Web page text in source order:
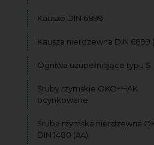
Kausze DIN 6899
Kausza nierdzewna DIN 6899
Ogniwa uzupełniające typu S
Śruby rzymskie OKO+HAK
ocynkowane
Śruba rzymska nierdzewna
DIN 1480 (A4)